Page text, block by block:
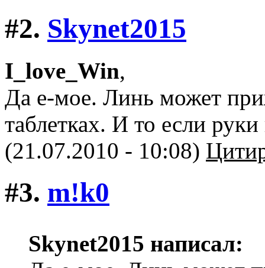
#2. Skynet2015
I_love_Win,
Да е-мое. Линь может
таблетках. И то если
(21.07.2010 - 10:08)
#3. m!k0
Skynet2015 написал: